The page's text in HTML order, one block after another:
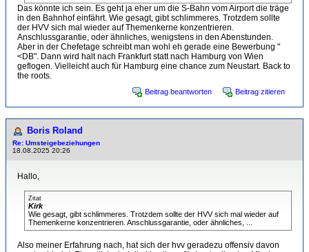
Das könnte ich sein. Es geht ja eher um die S-Bahn vom Airport die träge
in den Bahnhof einfährt. Wie gesagt, gibt schlimmeres. Trotzdem sollte
der HVV sich mal wieder auf Themenkerne konzentrieren.
Anschlussgarantie, oder ähnliches, wenigstens in den Abenstunden.
Aber in der Chefetage schreibt man wohl eh gerade eine Bewerbung "
<DB". Dann wird halt nach Frankfurt statt nach Hamburg von Wien
geflogen. Vielleicht auch für Hamburg eine chance zum Neustart. Back to
the roots.
Beitrag beantworten Beitrag zitieren
Boris Roland
Re: Umsteigebeziehungen
18.08.2025 20:26
Hallo,
Zitat
Kirk
Wie gesagt, gibt schlimmeres. Trotzdem sollte der HVV sich mal wieder auf
Themenkerne konzentrieren. Anschlussgarantie, oder ähnliches, ...
Also meiner Erfahrung nach, hat sich der hvv geradezu offensiv davon